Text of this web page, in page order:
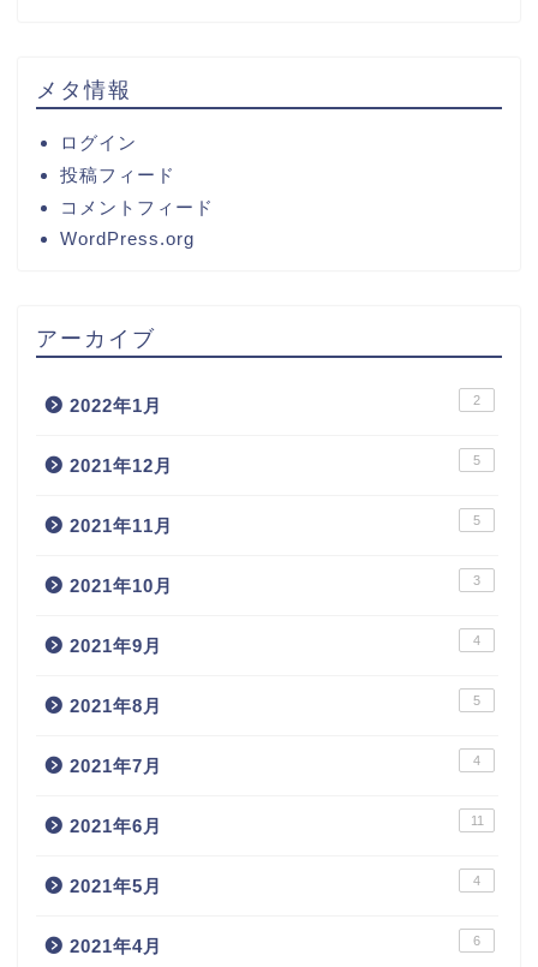
メタ情報
ログイン
投稿フィード
コメントフィード
WordPress.org
アーカイブ
2022年1月 2
2021年12月 5
2021年11月 5
2021年10月 3
2021年9月 4
2021年8月 5
2021年7月 4
2021年6月 11
2021年5月 4
2021年4月 6